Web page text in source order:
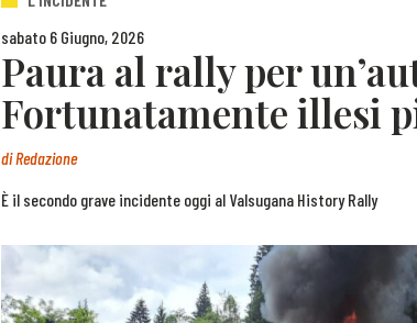
sabato 6 Giugno, 2026
Paura al rally per
Fortunatamente illesi
diRedazione
È il secondo grave incidente oggi al Valsugana History Rally